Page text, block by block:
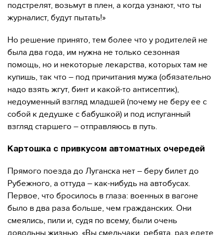
подстрелят, возьмут в плен, а когда узнают, что ты
журналист, будут пытать!»
Но решение принято, тем более что у родителей не
была два года, им нужна не только сезонная
помощь, но и некоторые лекарства, которых там не
купишь, так что – под причитания мужа (обязательно
надо взять жгут, бинт и какой-то антисептик),
недоуменный взгляд младшей (почему не беру ее с
собой к дедушке с бабушкой) и под испуганный
взгляд старшего – отправляюсь в путь.
Картошка с привкусом автоматных очередей
Прямого поезда до Луганска нет – беру билет до
Рубежного, а оттуда – как-нибудь на автобусах.
Первое, что бросилось в глаза: военных в вагоне
было в два раза больше, чем гражданских. Они
смеялись, пили и, судя по всему, были очень